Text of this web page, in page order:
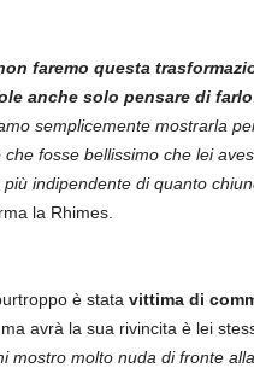
faremo questa
anche solo pensare di farlo
semplicemente mostrarla
fosse bellissimo che lei
indipendente di quanto
la Rhimes.
è stata vittima di
ma avrà la sua rivincita è lei
mostro molto nuda di fronte